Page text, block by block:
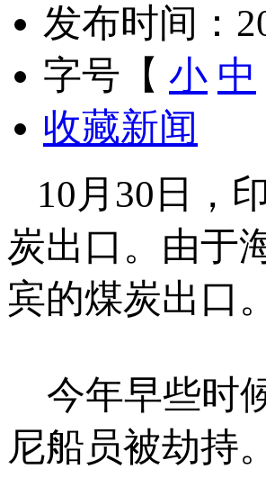
发布时间：
字号【 小 中
收藏新闻
10月30日，
炭出口。由于
宾的煤炭出口。
今年早些时
尼船员被劫持。